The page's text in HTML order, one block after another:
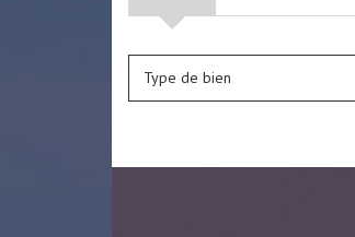
Type de bien